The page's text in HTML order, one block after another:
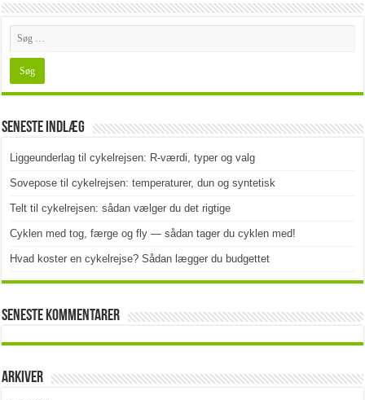
Seneste indlæg
Liggeunderlag til cykelrejsen: R-værdi, typer og valg
Sovepose til cykelrejsen: temperaturer, dun og syntetisk
Telt til cykelrejsen: sådan vælger du det rigtige
Cyklen med tog, færge og fly — sådan tager du cyklen med!
Hvad koster en cykelrejse? Sådan lægger du budgettet
Seneste kommentarer
Arkiver